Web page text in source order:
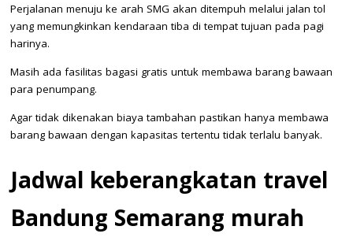
Perjalanan menuju ke arah SMG akan ditempuh melalui jalan tol
yang memungkinkan kendaraan tiba di tempat tujuan pada pagi
harinya.
Masih ada fasilitas bagasi gratis untuk membawa barang bawaan
para penumpang.
Agar tidak dikenakan biaya tambahan pastikan hanya membawa
barang bawaan dengan kapasitas tertentu tidak terlalu banyak.
Jadwal keberangkatan travel
Bandung Semarang murah